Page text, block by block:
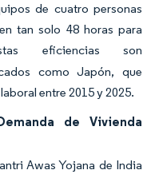
de cuatro personas
tan solo 48 horas para
eficiencias son
como Japón, que
entre 2015 y 2025.
de Vivienda
Awas Yojana de India